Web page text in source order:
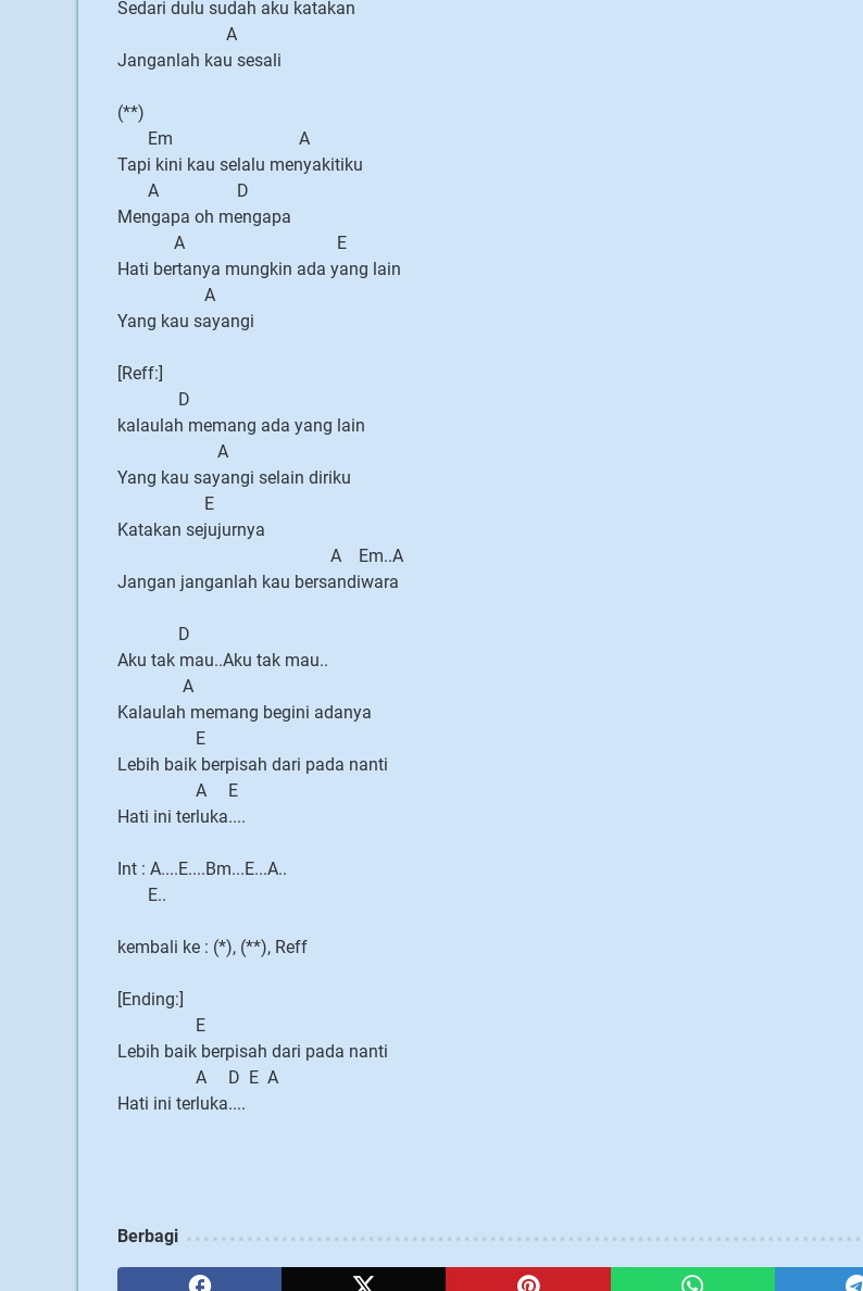
Sedari dulu sudah aku katakan
A
Janganlah kau sesali
(**)
Em A
Tapi kini kau selalu menyakitiku
A D
Mengapa oh mengapa
A E
Hati bertanya mungkin ada yang lain
A
Yang kau sayangi
[Reff:]
D
kalaulah memang ada yang lain
A
Yang kau sayangi selain diriku
E
Katakan sejujurnya
A Em..A
Jangan janganlah kau bersandiwara
D
Aku tak mau..Aku tak mau..
A
Kalaulah memang begini adanya
E
Lebih baik berpisah dari pada nanti
A E
Hati ini terluka....
Int : A....E....Bm...E...A..
E..
kembali ke : (*), (**), Reff
[Ending:]
E
Lebih baik berpisah dari pada nanti
A D E A
Hati ini terluka....
Berbagi